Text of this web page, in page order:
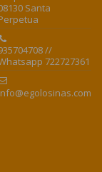
Santa
//
722727361